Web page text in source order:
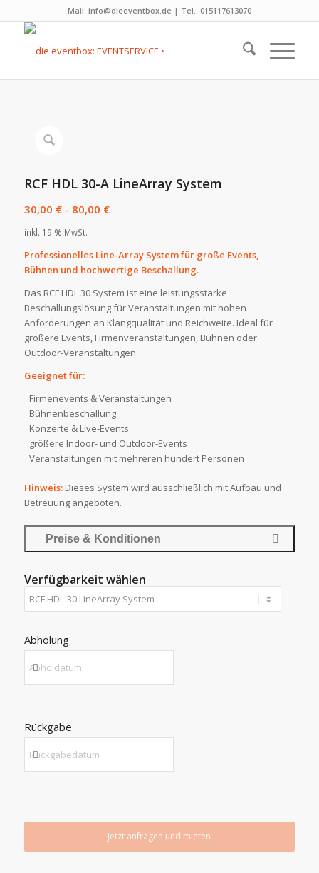
Mail: info@dieeventbox.de | Tel.: 015117613070
RCF HDL 30-A LineArray System
30,00 €- 80,00 €
inkl. 19 % MwSt.
Professionelles Line-Array System für große Events,
Bühnen und hochwertige Beschallung.
Das RCF HDL 30 System ist eine leistungsstarke
Beschallungslösung für Veranstaltungen mit hohen
Anforderungen an Klangqualität und Reichweite. Ideal für
größere Events, Firmenveranstaltungen, Bühnen oder
Outdoor-Veranstaltungen.
Geeignet für:
Firmenevents & Veranstaltungen
Bühnenbeschallung
Konzerte & Live-Events
größere Indoor- und Outdoor-Events
Veranstaltungen mit mehreren hundert Personen
Hinweis:Dieses System wird ausschließlich mit Aufbau und
Betreuung angeboten.
Preise & Konditionen
Verfügbarkeit wählen
Abholung
Rückgabe
Jetzt anfragen und mieten